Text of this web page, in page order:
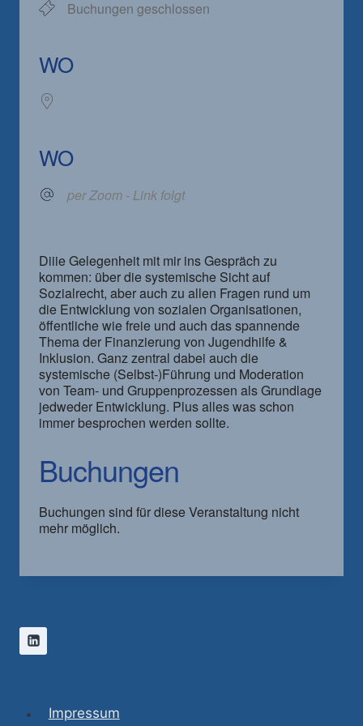
Buchungen geschlossen
WO
WO
per Zoom - Link folgt
Diiie Gelegenheit mit mir ins Gespräch zu
kommen: über die systemische Sicht auf
Sozialrecht, aber auch zu allen Fragen rund um
die Entwicklung von sozialen Organisationen,
öffentliche wie freie und auch das spannende
Thema der Finanzierung von Jugendhilfe &
Inklusion. Ganz zentral dabei auch die
systemische (Selbst-)Führung und Moderation
von Team- und Gruppenprozessen als Grundlage
jedweder Entwicklung. Plus alles was schon
immer besprochen werden sollte.
Buchungen
Buchungen sind für diese Veranstaltung nicht
mehr möglich.
Impressum